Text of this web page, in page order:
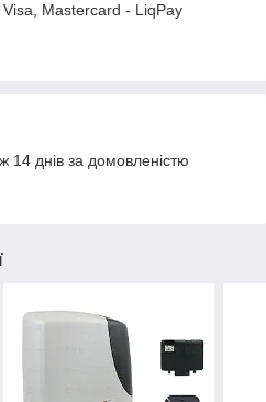
Mastercard - LiqPay
14 днів за домовленістю